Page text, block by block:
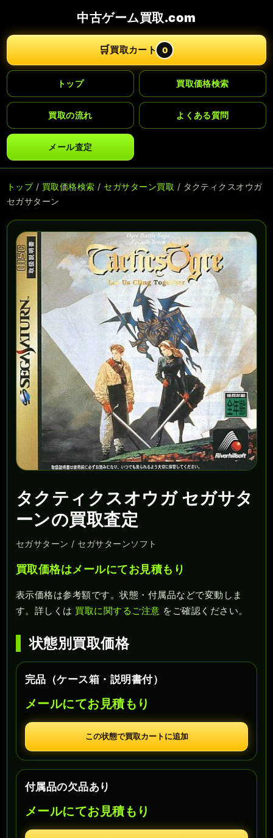
中古ゲーム買取.com
🛒買取カート 0
トップ 買取価格検索
買取の流れ よくある質問
メール査定
トップ/ 買取価格検索 / セガサターン買取 / タクティクスオウガ
セガサターン
タクティクスオウガ セガサタ
ーンの買取査定
セガサターン / セガサターンソフト
買取価格はメールにてお見積もり
表示価格は参考額です。状態・付属品などで変動しま
す。詳しくは 買取に関するご注意 をご確認ください。
状態別買取価格
完品（ケース箱・説明書付）
メールにてお見積もり
この状態で買取カートに追加
付属品の欠品あり
メールにてお見積もり